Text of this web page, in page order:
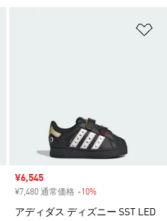
セール価格
¥6,545
¥7,480 通常価格 -10%
アディダス ディズニー SST LED